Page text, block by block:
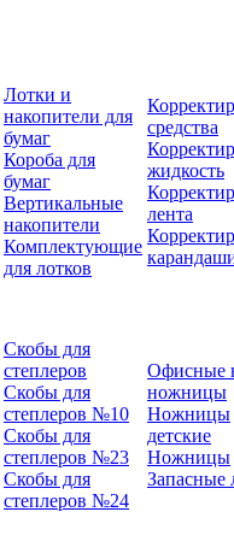
Лотки и
накопители для
бумаг
Короба для
бумаг
Вертикальные
накопители
Комплектующие
для лотков
средства
жидкость
лента
Скобы для
степлеров
Скобы для
степлеров №10
Скобы для
степлеров №23
Скобы для
степлеров №24
Офисные
ножницы
Ножницы
детские
Ножницы
Запасные